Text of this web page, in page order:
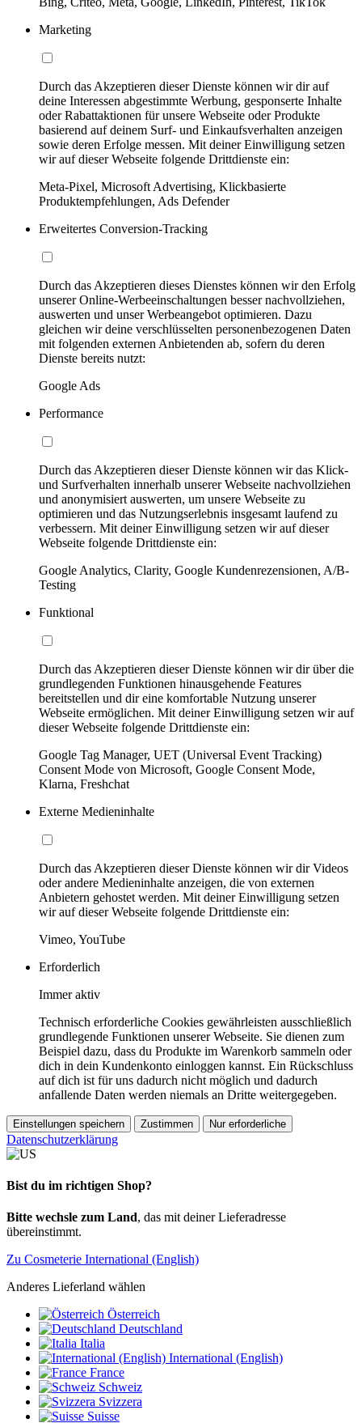
Marketing
Durch das Akzeptieren dieser Dienste können wir dir auf
deine Interessen abgestimmte Werbung, gesponserte Inhalte
oder Rabattaktionen für unsere Webseite oder Produkte
basierend auf deinem Surf- und Einkaufsverhalten anzeigen
sowie deren Erfolge messen. Mit deiner Einwilligung setzen
wir auf dieser Webseite folgende Drittdienste ein:
Meta-Pixel, Microsoft Advertising, Klickbasierte
Produktempfehlungen, Ads Defender
Erweitertes Conversion-Tracking
Durch das Akzeptieren dieses Dienstes können wir den Erfolg
unserer Online-Werbeeinschaltungen besser nachvollziehen,
auswerten und unser Werbeangebot optimieren. Dazu
gleichen wir deine verschlüsselten personenbezogenen Daten
mit folgenden externen Anbietenden ab, sofern du deren
Dienste bereits nutzt:
Google Ads
Performance
Durch das Akzeptieren dieser Dienste können wir das Klick-
und Surfverhalten innerhalb unserer Webseite nachvollziehen
und anonymisiert auswerten, um unsere Webseite zu
optimieren und das Nutzungserlebnis insgesamt laufend zu
verbessern. Mit deiner Einwilligung setzen wir auf dieser
Webseite folgende Drittdienste ein:
Google Analytics, Clarity, Google Kundenrezensionen, A/B-
Testing
Funktional
Durch das Akzeptieren dieser Dienste können wir dir über die
grundlegenden Funktionen hinausgehende Features
bereitstellen und dir eine komfortable Nutzung unserer
Webseite ermöglichen. Mit deiner Einwilligung setzen wir auf
dieser Webseite folgende Drittdienste ein:
Google Tag Manager, UET (Universal Event Tracking)
Consent Mode von Microsoft, Google Consent Mode,
Klarna, Freshchat
Externe Medieninhalte
Durch das Akzeptieren dieser Dienste können wir dir Videos
oder andere Medieninhalte anzeigen, die von externen
Anbietern gehostet werden. Mit deiner Einwilligung setzen
wir auf dieser Webseite folgende Drittdienste ein:
Vimeo, YouTube
Erforderlich
Immer aktiv
Technisch erforderliche Cookies gewährleisten ausschließlich
grundlegende Funktionen unserer Webseite. Sie dienen zum
Beispiel dazu, dass du Produkte im Warenkorb sammeln oder
dich in dein Kundenkonto einloggen kannst. Ein Rückschluss
auf dich ist für uns dadurch nicht möglich und dadurch
anfallende Daten werden niemals an Dritte weitergegeben.
Einstellungen speichern Zustimmen Nur erforderliche
Datenschutzerklärung
Bist du im richtigen Shop?
Bitte wechsle zum Land, das mit deiner Lieferadresse
übereinstimmt.
Zu Cosmeterie International (English)
Anderes Lieferland wählen
Österreich
Deutschland
Italia
International (English)
France
Schweiz
Svizzera
Suisse